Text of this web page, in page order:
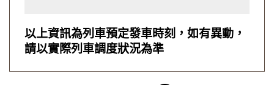
以上資訊為列車預定發車時刻，如有異動，
請以實際列車調度狀況為準